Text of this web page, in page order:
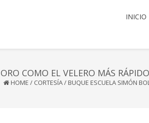
INICIO
COMO EL VELERO MÁS
HOME / CORTESÍA/ BUQUE ESCUELA SIMÓN